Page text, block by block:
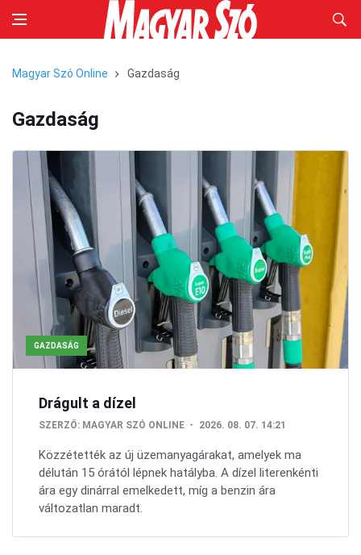
Magyar Szó Online Gazdaság
Gazdaság
GAZDASÁG
Drágult a dízel
SZERZŐ: MAGYAR SZÓ ONLINE 2026. 08. 07. 14:21
Közzétették az új üzemanyagárakat, amelyek ma
délután 15 órától lépnek hatályba. A dízel literenkénti
ára egy dinárral emelkedett, míg a benzin ára
változatlan maradt.